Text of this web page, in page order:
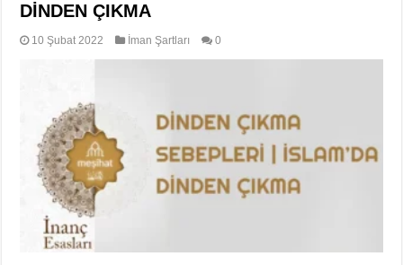
DİNDEN ÇIKMA
10 Şubat 2022 İman Şartları 0